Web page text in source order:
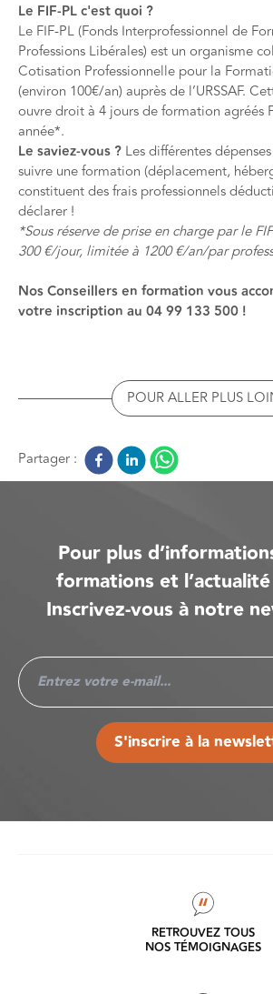
Le FIF-PL c'est quoi ?
Le FIF-PL (Fonds Interprofessionnel de
Professions Libérales) est un organisme
Cotisation Professionnelle pour la
(environ 100€/an) auprès de l’URSSAF.
ouvre droit à 4 jours de formation agréés
année*.
Le saviez-vous ? Les différentes
suivre une formation (déplacement,
constituent des frais professionnels
déclarer !
*Sous réserve de prise en charge par le
300 €/jour, limitée à 1200 €/an/par
Nos Conseillers en formation vous
votre inscription au 04 99 133 500 !
POUR ALLER PLUS
Partager :
Pour plus
formations et
Inscrivez-vous à notre
S'inscrire à la
RETROUVEZ TOUS
NOS TÉMOIGNAGES